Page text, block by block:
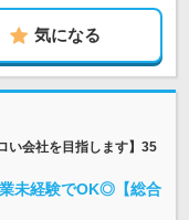
気になる
い会社を目指します】35
未経験でOK◎【総合